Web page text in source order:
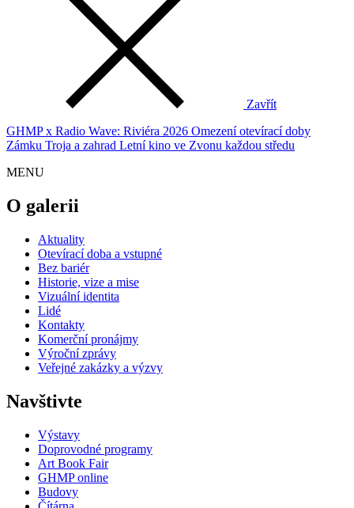
Zavřít
GHMP x Radio Wave: Riviéra 2026 Omezení otevírací doby
Zámku Troja a zahrad Letní kino ve Zvonu každou středu
MENU
O galerii
Aktuality
Otevírací doba a vstupné
Bez bariér
Historie, vize a mise
Vizuální identita
Lidé
Kontakty
Komerční pronájmy
Výroční zprávy
Veřejné zakázky a výzvy
Navštivte
Výstavy
Doprovodné programy
Art Book Fair
GHMP online
Budovy